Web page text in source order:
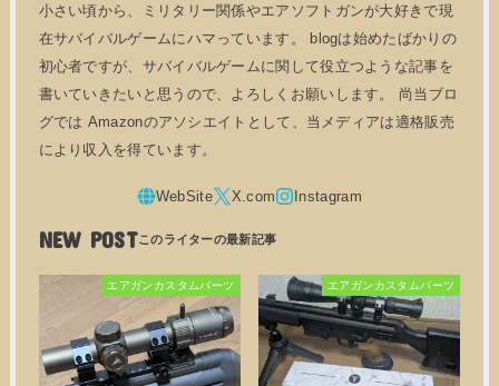
小さい頃から、ミリタリー関係やエアソフトガンが大好きで現
在サバイバルゲームにハマっています。 blogは始めたばかりの
初心者ですが、サバイバルゲームに関して役立つような記事を
書いていきたいと思うので、よろしくお願いします。 尚当ブロ
グでは Amazonのアソシエイトとして、当メディアは適格販売
により収入を得ています。
NEW POST
エアガンカスタムパーツ エアガンカスタムパーツ